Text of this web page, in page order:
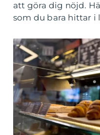
att göra dig nöjd.
som du bara hittar i